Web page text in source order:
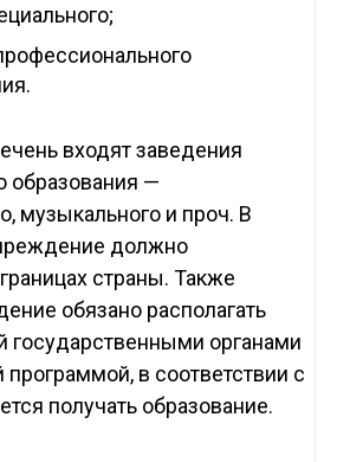
входят заведения
образования —
музыкального и проч. В
должно
страны. Также
обязано располагать
государственными органами
программой, в соответствии с
получать образование.